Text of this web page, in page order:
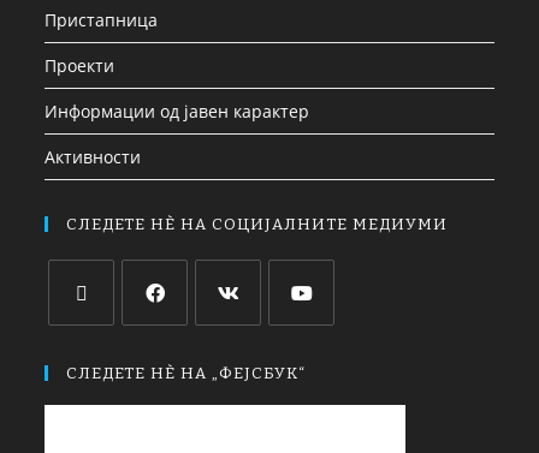
Пристапница
Проекти
Информации од јавен карактер
Активности
СЛЕДЕТЕ НЀ НА СОЦИЈАЛНИТЕ МЕДИУМИ
СЛЕДЕТЕ НЀ НА „ФЕЈСБУК“